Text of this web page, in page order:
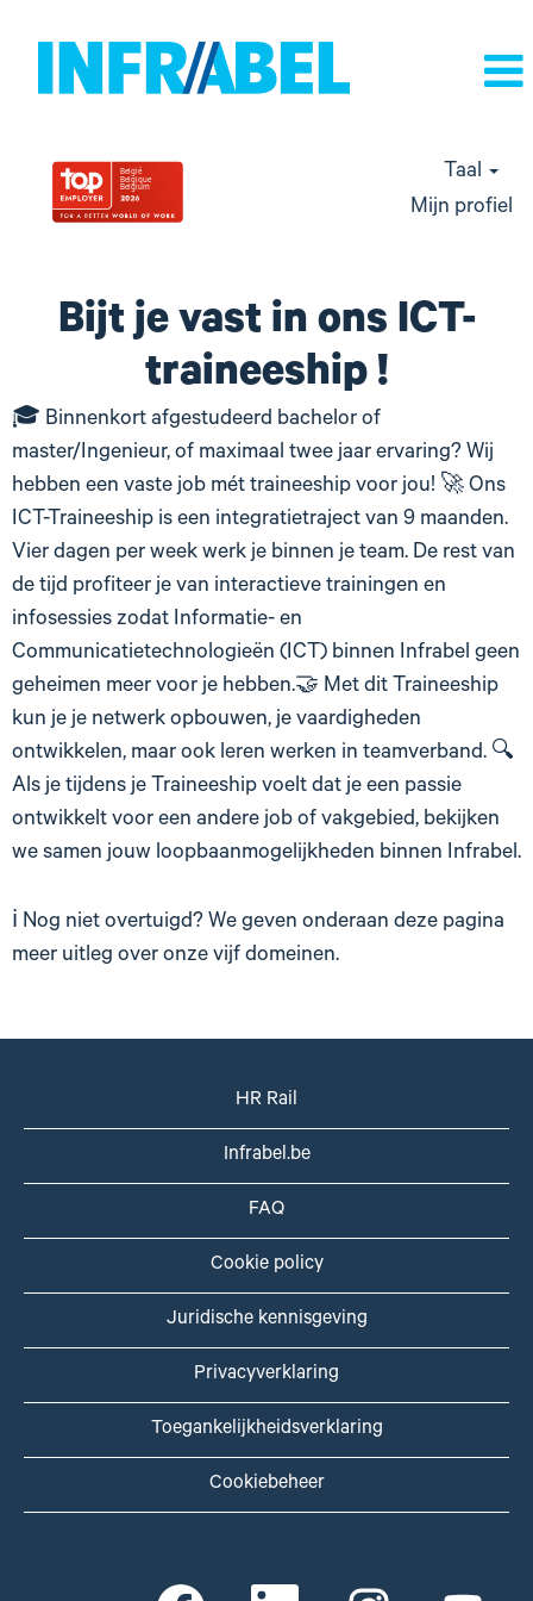
Taal
Mijn profiel
Bijt je vast in ons ICT-
traineeship !
🎓 Binnenkort afgestudeerd bachelor of
master/Ingenieur, of maximaal twee jaar ervaring? Wij
hebben een vaste job mét traineeship voor jou! 🚀 Ons
ICT-Traineeship is een integratietraject van 9 maanden.
Vier dagen per week werk je binnen je team. De rest van
de tijd profiteer je van interactieve trainingen en
infosessies zodat Informatie- en
Communicatietechnologieën (ICT) binnen Infrabel geen
geheimen meer voor je hebben.🤝 Met dit Traineeship
kun je je netwerk opbouwen, je vaardigheden
ontwikkelen, maar ook leren werken in teamverband. 🔍
Als je tijdens je Traineeship voelt dat je een passie
ontwikkelt voor een andere job of vakgebied, bekijken
we samen jouw loopbaanmogelijkheden binnen Infrabel.
ℹ️ Nog niet overtuigd? We geven onderaan deze pagina
meer uitleg over onze vijf domeinen.
HR Rail
Infrabel.be
FAQ
Cookie policy
Juridische kennisgeving
Privacyverklaring
Toegankelijkheidsverklaring
Cookiebeheer
O
O
O